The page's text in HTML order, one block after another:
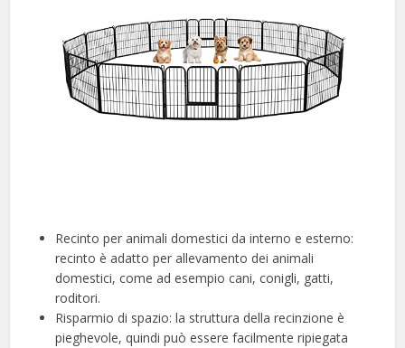
Recinto per animali domestici da interno e esterno:
recinto è adatto per allevamento dei animali
domestici, come ad esempio cani, conigli, gatti,
roditori.
Risparmio di spazio: la struttura della recinzione è
pieghevole, quindi può essere facilmente ripiegata